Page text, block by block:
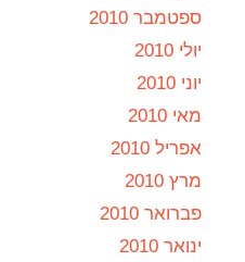
ספטמבר 2010
יולי 2010
יוני 2010
מאי 2010
אפריל 2010
מרץ 2010
פברואר 2010
ינואר 2010